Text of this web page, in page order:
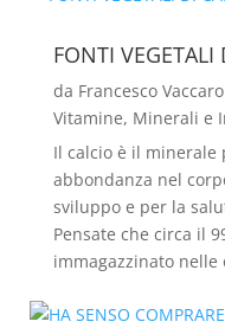
FONTI VEGETALI
da Francesco Vaccaro
Vitamine, Minerali e
Il calcio è il minerale
abbondanza nel
sviluppo e per la
Pensate che circa il
immagazzinato